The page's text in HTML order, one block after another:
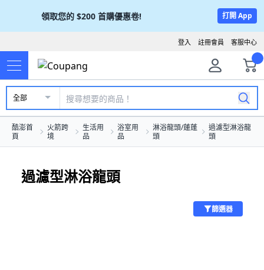
領取您的 $200 首購優惠卷! 打開 App
客服中心
註冊會員
登入
全部
酷澎首
頁
火箭跨
境
生活用
品
浴室用
品
淋浴龍頭/蓮蓬
頭
過濾型淋浴龍
頭
過濾型淋浴龍頭
篩選器